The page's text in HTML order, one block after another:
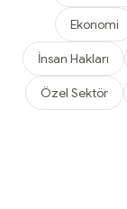
Ekonomi
İnsan Hakları
Özel Sektör